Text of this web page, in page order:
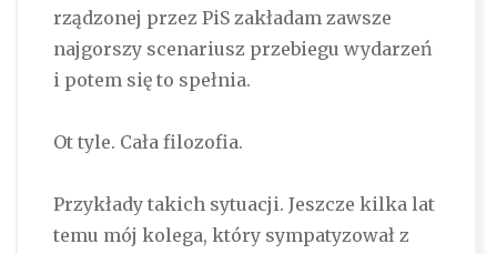
rządzonej przez PiS zakładam zawsze
najgorszy scenariusz przebiegu wydarzeń
i potem się to spełnia.
Ot tyle. Cała filozofia.
Przykłady takich sytuacji. Jeszcze kilka lat
temu mój kolega, który sympatyzował z